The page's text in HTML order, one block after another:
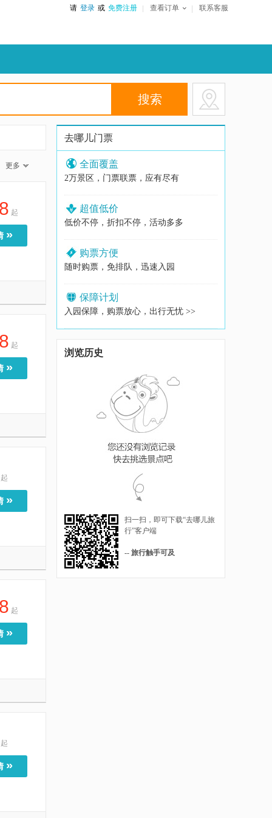
请 登录 或 免费注册 查看订单 联系客服
更多
起
»
起
»
起
»
起
»
起
»
去哪儿门票
全面覆盖
2万景区，门票联票，应有尽有
超值低价
低价不停，折扣不停，活动多多
购票方便
随时购票，免排队，迅速入园
保障计划
入园保障，购票放心，出行无忧 >>
浏览历史
扫一扫，即可下载“去哪儿旅
行”客户端
-- 旅行触手可及